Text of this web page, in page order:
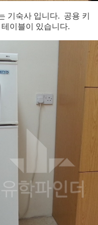
기숙사 입니다. 공용 키
이블이 있습니다.